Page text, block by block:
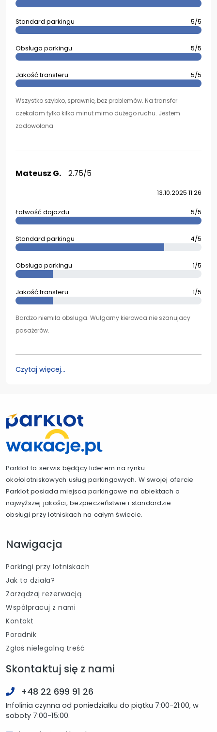
Standard parkingu 5/5
Obsługa parkingu 5/5
Jakość transferu 5/5
Wszystko szybko, sprawnie, bez problemów. Na transfer
czekałam tylko kilka minut mimo dużego ruchu. Jestem
zadowolona
Mateusz G. 2.75/5
13.10.2025 11:26
Łatwość dojazdu 5/5
Standard parkingu 4/5
Obsługa parkingu 1/5
Jakość transferu 1/5
Bardzo niemiła obsluga. Wulgarny kierowca nie szanujacy
pasażerów.
Czytaj więcej...
Parklot to serwis będący liderem na rynku
okołolotniskowych usług parkingowych. W swojej ofercie
Parklot posiada miejsca parkingowe na obiektach o
najwyższej jakości, bezpieczeństwie i standardzie
obsługi przy lotniskach na całym świecie.
Nawigacja
Parkingi przy lotniskach
Jak to działa?
Zarządzaj rezerwacją
Współpracuj z nami
Kontakt
Poradnik
Zgłoś nielegalną treść
Skontaktuj się z nami
+48 22 699 91 26
Infolinia czynna od poniedziałku do piątku 7:00-21:00, w
soboty 7:00-15:00.